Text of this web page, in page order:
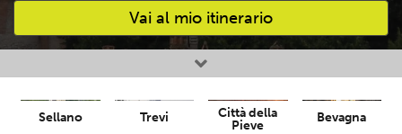
Vai al mio itinerario
Attività preferite
Sellano Trevi
Città della
Pieve
Bevagna